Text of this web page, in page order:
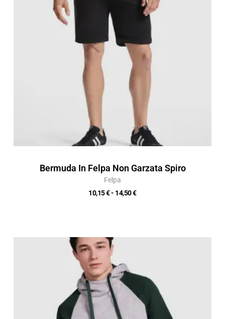
Bermuda In Felpa Non Garzata Spiro
Felpa
10,15€- 14,50€
14,50 €
da
16,84 €
a
24,05 €